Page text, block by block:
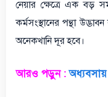
নেয়ার ক্ষেত্রে এক বড়
কর্মসংস্থানের পন্থা
অনেকখানি দূর হবে।
আরও পড়ুন :